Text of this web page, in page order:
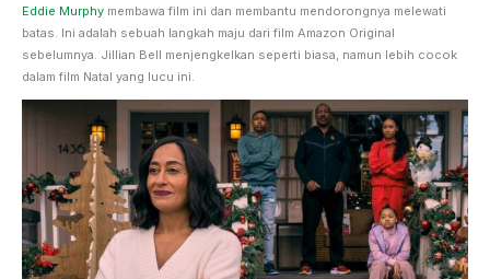
Eddie Murphy membawa film ini dan membantu mendorongnya melewati
batas. Ini adalah sebuah langkah maju dari film Amazon Original
sebelumnya. Jillian Bell menjengkelkan seperti biasa, namun lebih cocok
dalam film Natal yang lucu ini.